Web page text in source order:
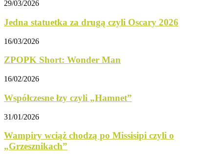
29/03/2026
Jedna statuetka za drugą czyli Oscary 2026
16/03/2026
ZPOPK Short: Wonder Man
16/02/2026
Współczesne łzy czyli „Hamnet”
31/01/2026
Wampiry wciąż chodzą po Missisipi czyli o
„Grzesznikach”